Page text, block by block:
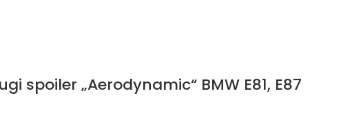
spoiler „Aerodynamic“ BMW E81, E87